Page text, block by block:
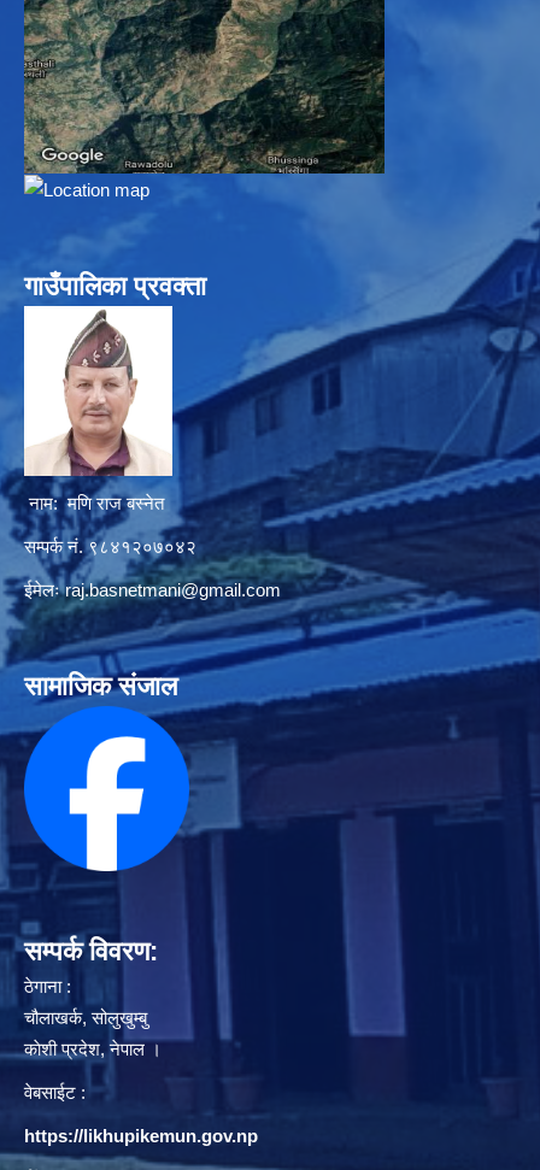
गाउँपालिका प्रवक्ता
नाम: मणि राज बस्नेत
सम्पर्क नं. ९८४१२०७०४२
ईमेलःraj.basnetmani@gmail.com
सामाजिक संजाल
सम्पर्क विवरण:
ठेगाना :
चौलाखर्क, सोलुखुम्बु
काेशी प्रदेश, नेपाल ।
वेबसाईट :
https://likhupikemun.gov.np